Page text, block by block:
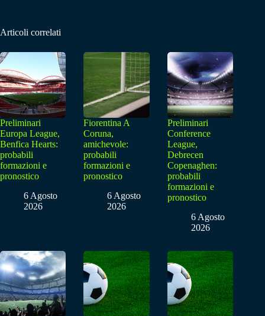
Articoli correlati
Preliminari
Europa League,
Benfica Hearts:
probabili
formazioni e
pronostico
6 Agosto
2026
Fiorentina A
Coruna,
amichevole:
probabili
formazioni e
pronostico
6 Agosto
2026
Preliminari
Conference
League,
Debrecen
Copenaghen:
probabili
formazioni e
pronostico
6 Agosto
2026